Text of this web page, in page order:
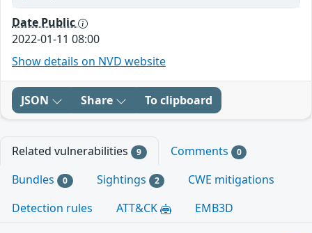
Date Public
2022-01-11 08:00
Show details on NVD website
JSON Share To clipboard
Related vulnerabilities 9 Comments 0
Bundles 0 Sightings 2
CWE mitigations
Detection rules
ATT&CK EMB3D